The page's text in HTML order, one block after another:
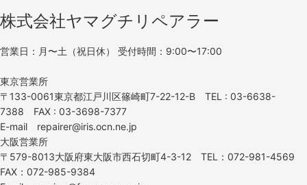
株式会社ヤマグチリペアラー
営業日：月〜土（祝日休） 受付時間：9:00〜17:00
東京営業所
〒133-0061東京都江戸川区篠崎町7-22-12-B TEL : 03-6638-
7388 FAX : 03-3698-7377
E-mail repairer@iris.ocn.ne.jp
大阪営業所
〒579-8013大阪府東大阪市西石切町4-3-12 TEL：072-981-4569
FAX：072-985-9384